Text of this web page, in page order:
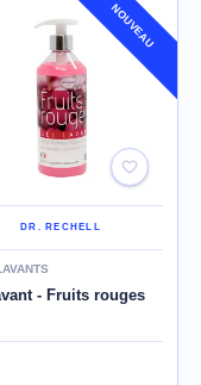
NOUVEAU
DR. RECHELL
- Fruits rouges